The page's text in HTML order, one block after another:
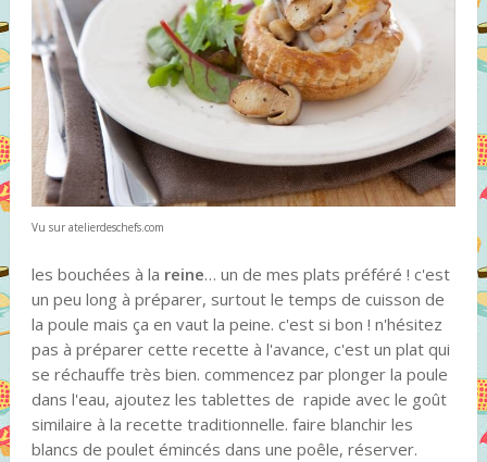
Vu sur atelierdeschefs.com
les bouchées à la reine… un de mes plats préféré ! c'est
un peu long à préparer, surtout le temps de cuisson de
la poule mais ça en vaut la peine. c'est si bon ! n'hésitez
pas à préparer cette recette à l'avance, c'est un plat qui
se réchauffe très bien. commencez par plonger la poule
dans l'eau, ajoutez les tablettes de rapide avec le goût
similaire à la recette traditionnelle. faire blanchir les
blancs de poulet émincés dans une poêle, réserver.